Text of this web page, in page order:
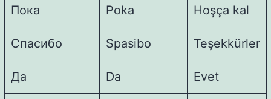
Пока Poka Hoşça kal
Спасибо Spasibo Teşekkürler
Да Da Evet